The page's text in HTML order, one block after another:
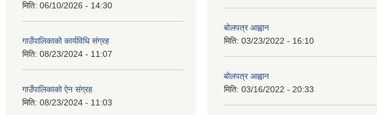
मिति: 06/10/2026 - 14:30
गाउँपालिकाको कार्यविधि संग्रह
मिति: 08/23/2024 - 11:07
गाउँपालिकाको ऐन संग्रह
मिति: 08/23/2024 - 11:03
बोलपत्र आह्वान
मिति: 03/23/2022 - 16:10
बोलपत्र आह्वान
मिति: 03/16/2022 - 20:33